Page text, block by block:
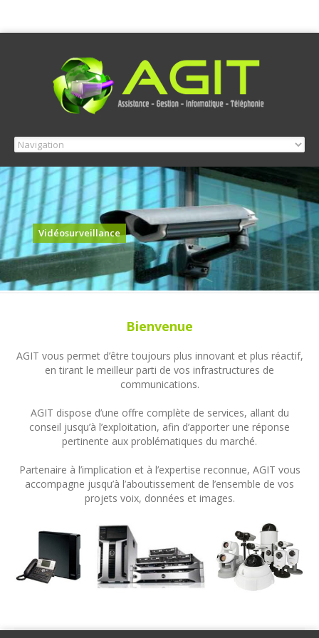
Vidéosurveillance
Bienvenue
AGIT vous permet d’être toujours plus innovant et plus réactif,
en tirant le meilleur parti de vos infrastructures de
communications.
AGIT dispose d’une offre complète de services, allant du
conseil jusqu’à l’exploitation, afin d’apporter une réponse
pertinente aux problématiques du marché.
Partenaire à l’implication et à l’expertise reconnue, AGIT vous
accompagne jusqu’à l’aboutissement de l’ensemble de vos
projets voix, données et images.